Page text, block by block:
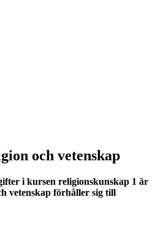
och vetenskap
i kursen religionskunskap 1 är
vetenskap förhåller sig till